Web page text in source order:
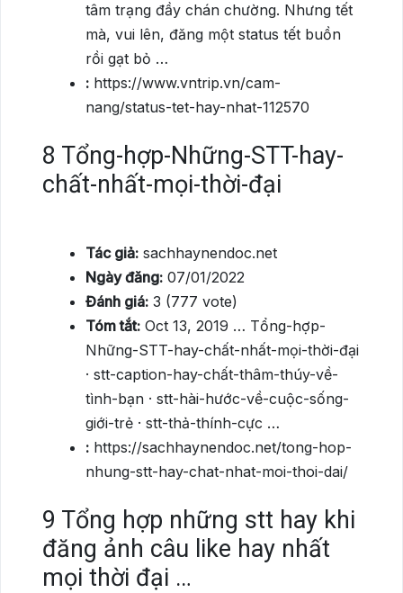
tâm trạng đầy chán chường. Nhưng tết
mà, vui lên, đăng một status tết buồn
rồi gạt bỏ …
: https://www.vntrip.vn/cam-
nang/status-tet-hay-nhat-112570
8 Tổng-hợp-Những-STT-hay-
chất-nhất-mọi-thời-đại
Tác giả: sachhaynendoc.net
Ngày đăng: 07/01/2022
Đánh giá: 3 (777 vote)
Tóm tắt: Oct 13, 2019 … Tổng-hợp-
Những-STT-hay-chất-nhất-mọi-thời-đại
· stt-caption-hay-chất-thâm-thúy-về-
tình-bạn · stt-hài-hước-về-cuộc-sống-
giới-trẻ · stt-thả-thính-cực …
: https://sachhaynendoc.net/tong-hop-
nhung-stt-hay-chat-nhat-moi-thoi-dai/
9 Tổng hợp những stt hay khi
đăng ảnh câu like hay nhất
mọi thời đại …